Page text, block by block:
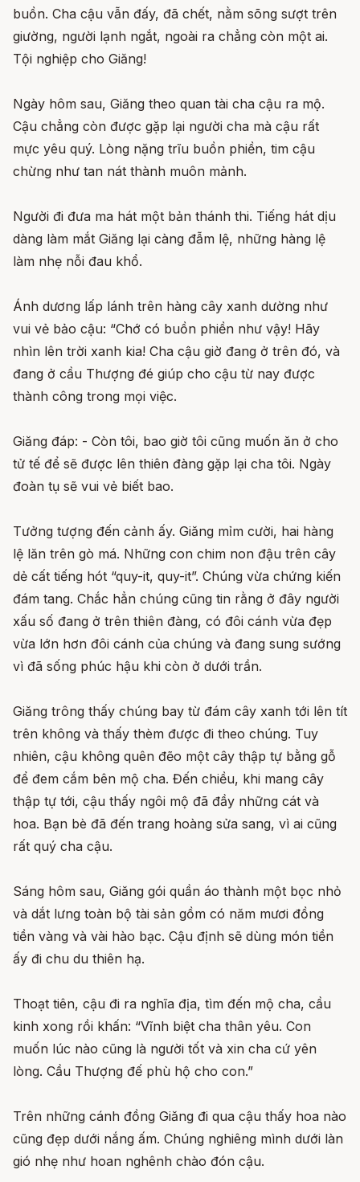
buồn. Cha cậu vẫn đấy, đã chết, nằm sõng sượt trên
giường, người lạnh ngắt, ngoài ra chẳng còn một ai.
Tội nghiệp cho Giăng!
Ngày hôm sau, Giăng theo quan tài cha cậu ra mộ.
Cậu chẳng còn được gặp lại người cha mà cậu rất
mực yêu quý. Lòng nặng trĩu buồn phiền, tim cậu
chừng như tan nát thành muôn mảnh.
Người đi đưa ma hát một bản thánh thi. Tiếng hát dịu
dàng làm mắt Giăng lại càng đẫm lệ, những hàng lệ
làm nhẹ nỗi đau khổ.
Ánh dương lấp lánh trên hàng cây xanh dường như
vui vẻ bảo cậu: “Chớ có buồn phiền như vậy! Hãy
nhìn lên trời xanh kia! Cha cậu giờ đang ở trên đó, và
đang ở cầu Thượng đé giúp cho cậu từ nay được
thành công trong mọi việc.
Giăng đáp: - Còn tôi, bao giờ tôi cũng muốn ăn ở cho
tử tế để sẽ được lên thiên đàng gặp lại cha tôi. Ngày
đoàn tụ sẽ vui vẻ biết bao.
Tưởng tượng đến cảnh ấy. Giăng mỉm cười, hai hàng
lệ lăn trên gò má. Những con chim non đậu trên cây
dẻ cất tiếng hót “quy-it, quy-it”. Chúng vừa chứng kiến
đám tang. Chắc hẳn chúng cũng tin rằng ở đây người
xấu số đang ở trên thiên đàng, có đôi cánh vừa đẹp
vừa lớn hơn đôi cánh của chúng và đang sung sướng
vì đã sống phúc hậu khi còn ở dưới trần.
Giăng trông thấy chúng bay từ đám cây xanh tới lên tít
trên không và thấy thèm được đi theo chúng. Tuy
nhiên, cậu không quên đẽo một cây thập tự bằng gỗ
để đem cắm bên mộ cha. Đến chiều, khi mang cây
thập tự tới, cậu thấy ngôi mộ đã đầy những cát và
hoa. Bạn bè đã đến trang hoàng sửa sang, vì ai cũng
rất quý cha cậu.
Sáng hôm sau, Giăng gói quần áo thành một bọc nhỏ
và dắt lưng toàn bộ tài sản gồm có năm mươi đồng
tiền vàng và vài hào bạc. Cậu định sẽ dùng món tiền
ấy đi chu du thiên hạ.
Thoạt tiên, cậu đi ra nghĩa địa, tìm đến mộ cha, cầu
kinh xong rồi khấn: “Vĩnh biệt cha thân yêu. Con
muốn lúc nào cũng là người tốt và xin cha cứ yên
lòng. Cầu Thượng đế phù hộ cho con.”
Trên những cánh đồng Giăng đi qua cậu thấy hoa nào
cũng đẹp dưới nắng ấm. Chúng nghiêng mình dưới làn
gió nhẹ như hoan nghênh chào đón cậu.